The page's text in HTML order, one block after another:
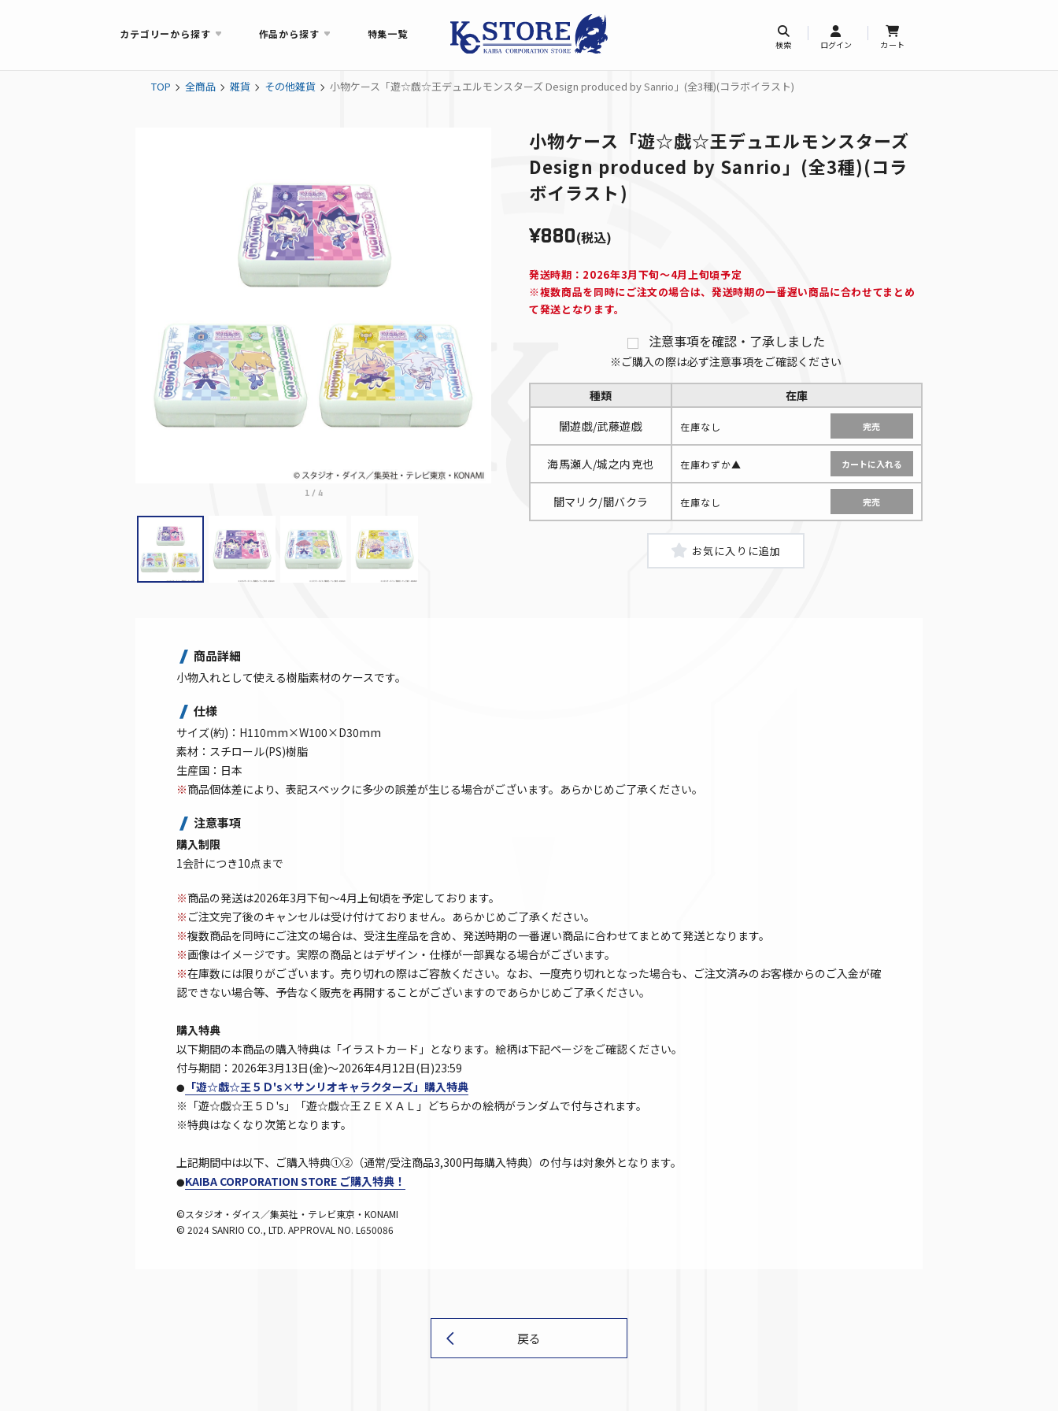
カテゴリーから探す 作品から探す 特集一覧
検索 ログイン カート
TOP 全商品 雑貨 その他雑貨 小物ケース「遊☆戯☆王デュエルモンスターズ Design produced by Sanrio」(全3種)(コラボイラスト)
闇遊戯/武藤遊戯 海馬瀬人/城之内克也
1/ 4
小物ケース「遊☆戯☆王デュエルモンスターズ
Design produced by Sanrio」(全3種)(コラ
ボイラスト)
¥880(税込)
発送時期：2026年3月下旬～4月上旬頃予定
※複数商品を同時にご注文の場合は、発送時期の一番遅い商品に合わせてまとめ
て発送となります。
注意事項を確認・了承しました
※ご購入の際は必ず注意事項をご確認ください
種類
在庫
闇遊戯/武藤遊戯
在庫なし 完売
海馬瀬人/城之内克也 在庫わずか▲
闇マリク/闇バクラ 在庫なし 完売
商品詳細
小物入れとして使える樹脂素材のケースです。
仕様
サイズ(約)：H110mm×W100×D30mm
素材：スチロール(PS)樹脂
生産国：日本
※商品個体差により、表記スペックに多少の誤差が生じる場合がございます。あらかじめご了承ください。
注意事項
購入制限
1会計につき10点まで
※商品の発送は2026年3月下旬～4月上旬頃を予定しております。
※ ご注文完了後のキャンセルは受け付けておりません。あらかじめご了承ください。
※複数商品を同時にご注文の場合は、受注生産品を含め、発送時期の一番遅い商品に合わせてまとめて発送となります。
※画像はイメージです。実際の商品とはデザイン・仕様が一部異なる場合がございます。
※在庫数には限りがございます。売り切れの際はご容赦ください。なお、一度売り切れとなった場合も、ご注文済みのお客様からのご入金が確
認できない場合等、予告なく販売を再開することがございますのであらかじめご了承ください。
購入特典
以下期間の本商品の購入特典は「イラストカード」となります。絵柄は下記ページをご確認ください。
付与期間：2026年3月13日(金)～2026年4月12日(日)23:59
●
「遊☆戯☆王５Ｄ's×サンリオキャラクターズ」購入特典
※「遊☆戯☆王５Ｄ's」「遊☆戯☆王ＺＥＸＡＬ」どちらかの絵柄がランダムで付与されます。
※特典はなくなり次第となります。
上記期間中は以下、ご購入特典①②（通常/受注商品3,300円毎購入特典）の付与は対象外となります。
●KAIBA CORPORATION STORE ご購入特典！
©スタジオ・ダイス／集英社・テレビ東京・KONAMI
© 2024 SANRIO CO., LTD. APPROVAL NO. L650086
戻る